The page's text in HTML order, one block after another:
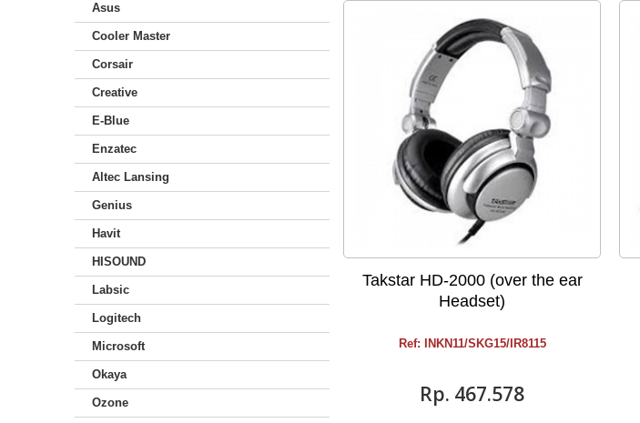
Asus
Cooler Master
Corsair
Creative
E-Blue
Enzatec
Altec Lansing
Genius
Havit
HISOUND
Labsic
Logitech
Microsoft
Okaya
Ozone
Takstar HD-2000 (over the ear
Headset)
Ref: INKN11/SKG15/IR8115
Rp‎. 467.578